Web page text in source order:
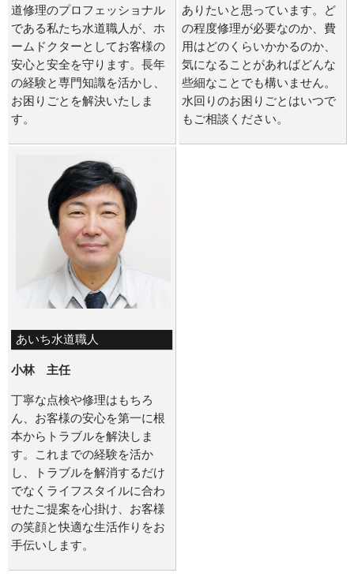
道修理のプロフェッショナル
である私たち水道職人が、ホ
ームドクターとしてお客様の
安心と安全を守ります。長年
の経験と専門知識を活かし、
お困りごとを解決いたしま
す。
ありたいと思っています。ど
の程度修理が必要なのか、費
用はどのくらいかかるのか、
気になることがあればどんな
些細なことでも構いません。
水回りのお困りごとはいつで
もご相談ください。
あいち水道職人
小林 主任
丁寧な点検や修理はもちろ
ん、お客様の安心を第一に根
本からトラブルを解決しま
す。これまでの経験を活か
し、トラブルを解消するだけ
でなくライフスタイルに合わ
せたご提案を心掛け、お客様
の笑顔と快適な生活作りをお
手伝いします。